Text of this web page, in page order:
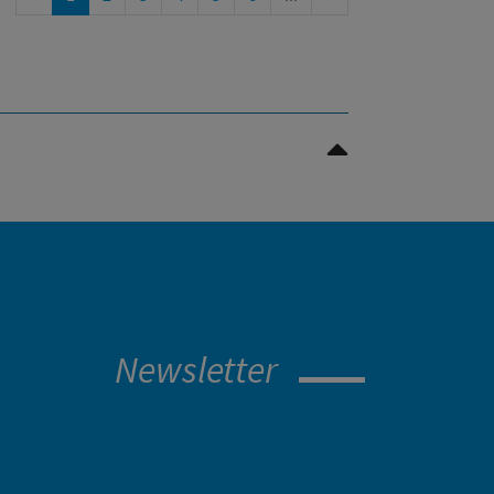
Nach oben Scrollen
Newsletter